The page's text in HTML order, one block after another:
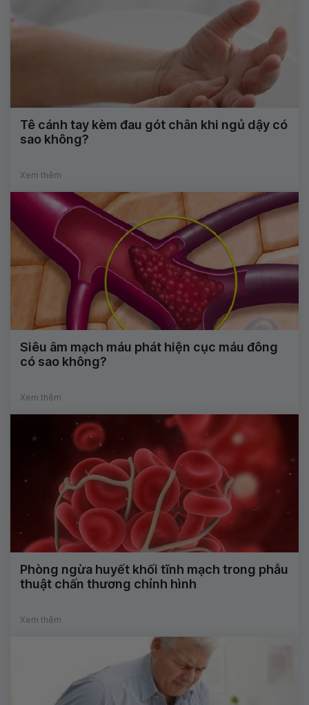
Tê cánh tay kèm đau gót chân khi ngủ dậy có
sao không?
Xem thêm
Siêu âm mạch máu phát hiện cục máu đông
có sao không?
Xem thêm
Phòng ngừa huyết khối tĩnh mạch trong phẫu
thuật chấn thương chỉnh hình
Xem thêm